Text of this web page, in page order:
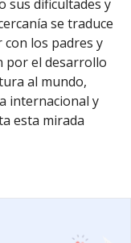
sus dificultades y
se traduce
los padres y
por el desarrollo
al mundo,
internacional y
esta mirada